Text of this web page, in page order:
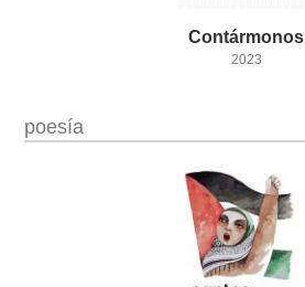
Contármonos
2023
poesía